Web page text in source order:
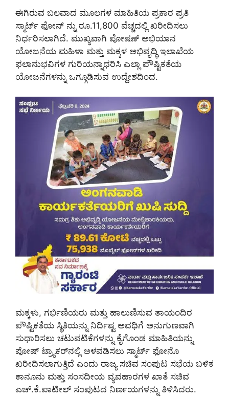
ಈಗಿರುವ ಬಲವಾದ ಮೂಲಗಳ ಮಾಹಿತಿಯ ಪ್ರಕಾರ ಪ್ರತಿ
ಸ್ಮಾರ್ಟ್ ಫೋನ್ ನ್ನು ರೂ.11,800 ವೆಚ್ಚದಲ್ಲಿ ಖರೀದಿಸಲು
ನಿರ್ಧರಿಸಲಾಗಿದೆ. ಮುಖ್ಯವಾಗಿ ಪೋಷಣ್ ಅಭಿಯಾನ
ಯೋಜನೆಯ ಮಹಿಳಾ ಮತ್ತು ಮಕ್ಕಳ ಅಭಿವೃದ್ಧಿ ಇಲಾಖೆಯ
ಫಲಾನುಭವಿಗಳ ಗುರಿಯನ್ನಾಧರಿಸಿ ಎಲ್ಲಾ ಪೌಷ್ಟಿಕತೆಯ
ಯೋಜನೆಗಳನ್ನು ಒಗ್ಗೂಡಿಸುವ ಉದ್ದೇಶದಿಂದ.
ಮಕ್ಕಳು, ಗರ್ಭಿಣಿಯರು ಮತ್ತು ಹಾಲುಣಿಸುವ ತಾಯಂದಿರ
ಪೌಷ್ಟಿಕತೆಯ ಸ್ಥಿತಿಯನ್ನು ನಿರ್ದಿಷ್ಟ ಅವಧಿಗೆ ಅನುಗುಣವಾಗಿ
ಸುಧಾರಿಸಲು ಚಟುವಟಿಕೆಗಳನ್ನು ಕೈಗೊಂಡ ಮಾಹಿತಿಯನ್ನು
ಪೋಷ್ ಟ್ರ್ಯಾಕರ್‌ನಲ್ಲಿ ಅಳವಡಿಸಲು ಸ್ಮಾರ್ಟ್ ಫೋನೊ
ಖರೀದಿಸಲಾಗುತ್ತಿದೆ ಎಂದು ರಾಜ್ಯ ಸಚಿವ ಸಂಪುಟ ಸಭೆಯ ಬಳಿಕ
ಕಾನೂನು ಮತ್ತು ಸಂಸದೀಯ ವ್ಯವಹಾರಗಳ ಖಾತೆ ಸಚಿವ
ಎಚ್.ಕೆ.ಪಾಟೀಲ್ ಸಂಪುಟದ ನಿರ್ಣಯಗಳನ್ನು ತಿಳಿಸಿದರು.